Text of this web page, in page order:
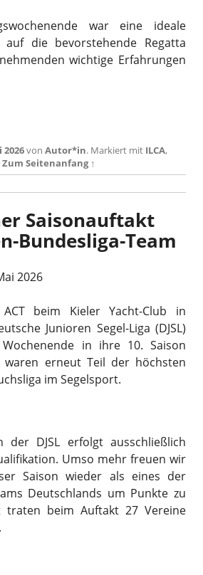
war eine ideale
auf die bevorstehende Regatta
wichtige Erfahrungen
2026von Autor*in. Markiert mit ILCA,
Zum Seitenanfang ↑
Saisonauftakt
Bundesliga-Team
2026
beim Kieler Yacht-Club in
Junioren Segel-Liga (DJSL)
in ihre 10. Saison
erneut Teil der höchsten
im Segelsport.
der DJSL erfolgt ausschließlich
Umso mehr freuen wir
Saison wieder als eines der
Deutschlands um Punkte zu
traten beim Auftakt 27 Vereine